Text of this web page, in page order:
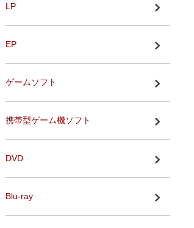
LP
EP
ゲームソフト
携帯型ゲーム機ソフト
DVD
Blu-ray